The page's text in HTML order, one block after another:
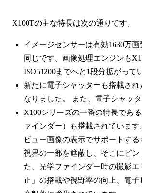
X100Tの主な特長は次の通りです。
イメージセンサーは有効1630万
同じです。画像処理エンジンも
ISO51200までへと1段分拡がって
新たに電子シャッターも搭載さ
なりました。 また、電子シャッ
X100シリーズの一番の特長であ
ァインダー）も搭載されていま
ビュー画像の表示でサポートす
視界の一部を遮蔽し、そこにピ
た、光学ファインダー時の撮影
正」の搭載や視野率の向上、電